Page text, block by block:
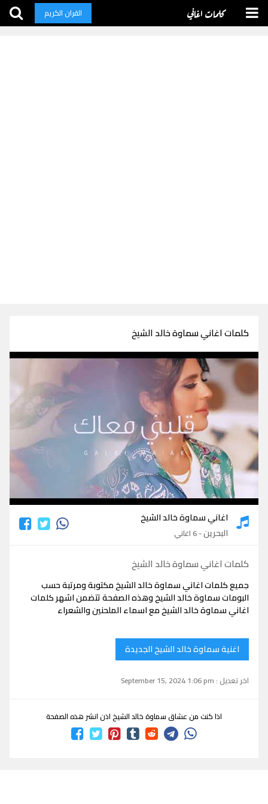
كلمات اغاني القران الكريم
كلمات اغاني سماوة خالد الشيخ
كلمات اغاني سماوة خالد الشيخ
اغاني سماوة خالد الشيخ
البحرين- 6 اغاني
كلمات اغاني سماوة خالد الشيخ
جميع كلمات اغاني سماوة خالد الشيخ مكتوبة ومرتبة حسب
البومات سماوة خالد الشيخ وهذه الصفحة تتضمن اشهر كلمات
اغاني سماوة خالد الشيخ مع اسماء الملحنين والشعراء
اغنية سماوة خالد الشيخ الجديدة
اخر تعديل : September 15, 2024 1:06 pm
اذا كنت من عشاق سماوة خالد الشيخ اذن انشر هذه الصفحة